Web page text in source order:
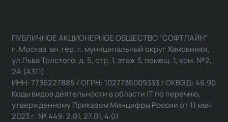
ПУБЛИЧНОЕ АКЦИОНЕРНОЕ ОБЩЕСТВО "СОФТЛАЙН"
г. Москва, вн.тер. г. муниципальный округ Хамовники,
ул Льва Толстого, д. 5, стр. 1, этаж 3, помещ. 1, ком. №2,
2А (А311)
ИНН: 7736227885 / ОГРН: 1027736009333 / ОКВЭД: 46.90
Коды видов деятельности в области IT по перечню,
утвержденному Приказом Минцифры России от 11 мая
2023 г. № 449: 2.01, 27.01, 4.01